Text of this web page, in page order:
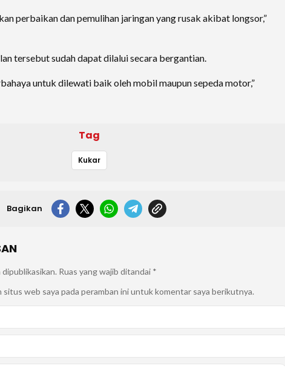
perbaikan dan pemulihan jaringan yang rusak akibat longsor,”
tersebut sudah dapat dilalui secara bergantian.
untuk dilewati baik oleh mobil maupun sepeda motor,”
Tag
Kukar
Bagikan
Ruas yang wajib ditandai *
situs web saya pada peramban ini untuk komentar saya berikutnya.